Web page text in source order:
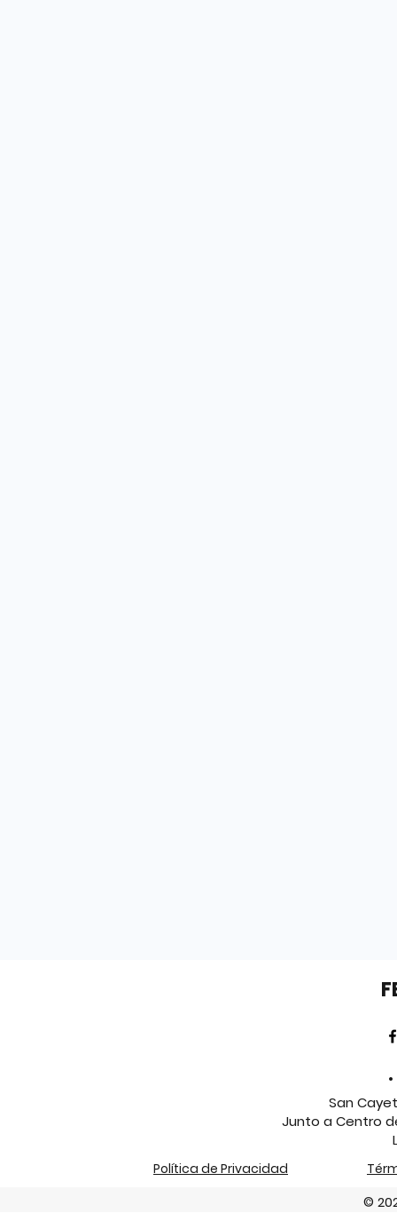
San
Junto a Centro
Política de Privacidad
©